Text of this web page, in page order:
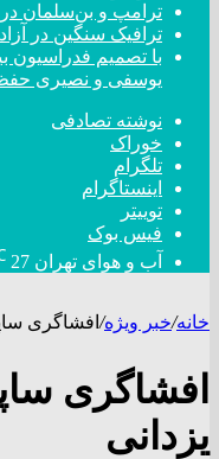
ترامپ و بن‌سلمان
ترافیک سنگین در
با تصمیم فدراسیون
یوسفی و نصیری
نوشته تصادفی
خوراک
تلگرام
اینستاگرام
توییتر
فیس بوک
آب و هوای تهران 27
خانه/خبر ویژه/ افشاگری
افشاگری
یزدانی